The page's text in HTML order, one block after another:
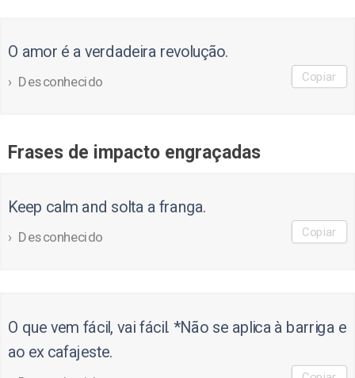
O amor é a verdadeira revolução.
Desconhecido Copiar
Frases de impacto engraçadas
Keep calm and solta a franga.
Desconhecido Copiar
O que vem fácil, vai fácil. *Não se aplica à barriga e
ao ex cafajeste.